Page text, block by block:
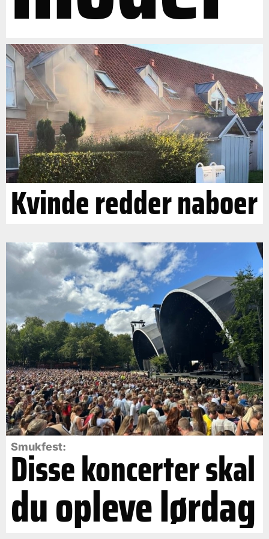
Kvinde redder naboer
Smukfest:
Disse koncerter skal
du opleve lørdag